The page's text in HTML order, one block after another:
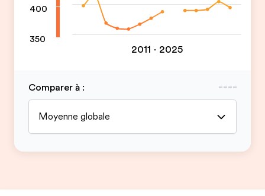
400
350
2011 - 2025
Comparer à :
Moyenne globale